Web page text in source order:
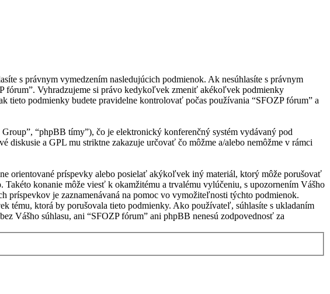
s právnym vymedzením nasledujúcich podmienok. Ak nesúhlasíte s právnym
fórum”. Vyhradzujeme si právo kedykoľvek zmeniť akékoľvek podmienky
tieto podmienky budete pravidelne kontrolovať počas používania “SFOZP fórum” a
“phpBB tímy”), čo je elektronický konferenčný systém vydávaný pod
diskusie a GPL mu striktne zakazuje určovať čo môžme a/alebo nemôžme v rámci
orientované príspevky alebo posielať akýkoľvek iný materiál, ktorý môže porušovať
konanie môže viesť k okamžitému a trvalému vylúčeniu, s upozornením Vášho
príspevkov je zaznamenávaná na pomoc vo vymožiteľnosti týchto podmienok.
ktorá by porušovala tieto podmienky. Ako používateľ, súhlasíte s ukladaním
Vášho súhlasu, ani “SFOZP fórum” ani phpBB nenesú zodpovednosť za